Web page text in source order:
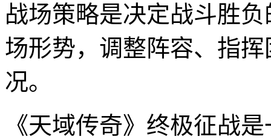
战场策略是决定战斗胜
场形势，调整阵容、指
况。
《天域传奇》终极征战